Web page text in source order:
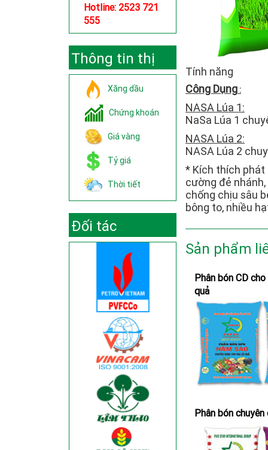
Hotline: 2523 721
555
Thông tin thị
trườngXăng dầu
Chứng khoán
Giá vàng
Tỷ giá
Thời tiết
Đối tác
Tính năng
Công Dụng :
NASA Lúa 1:
NaSa Lúa 1
NASA Lúa 2:
NASA Lúa 2
* Kích thích phát
cường đẻ
chống chịu sâu
bông to, nhiều
Sản phẩm
Phân bón CD cho
quả
Phân bón